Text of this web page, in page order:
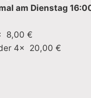
am Dienstag
8,00 €
4x 20,00 €